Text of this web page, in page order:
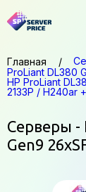
Главная
ProLiant DL380
HP ProLiant
2133P / H240ar
Серверы -
Gen9